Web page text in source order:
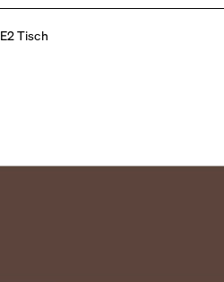
E2 Tisch